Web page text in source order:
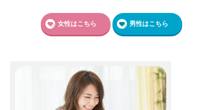
女性はこちら 男性はこちら